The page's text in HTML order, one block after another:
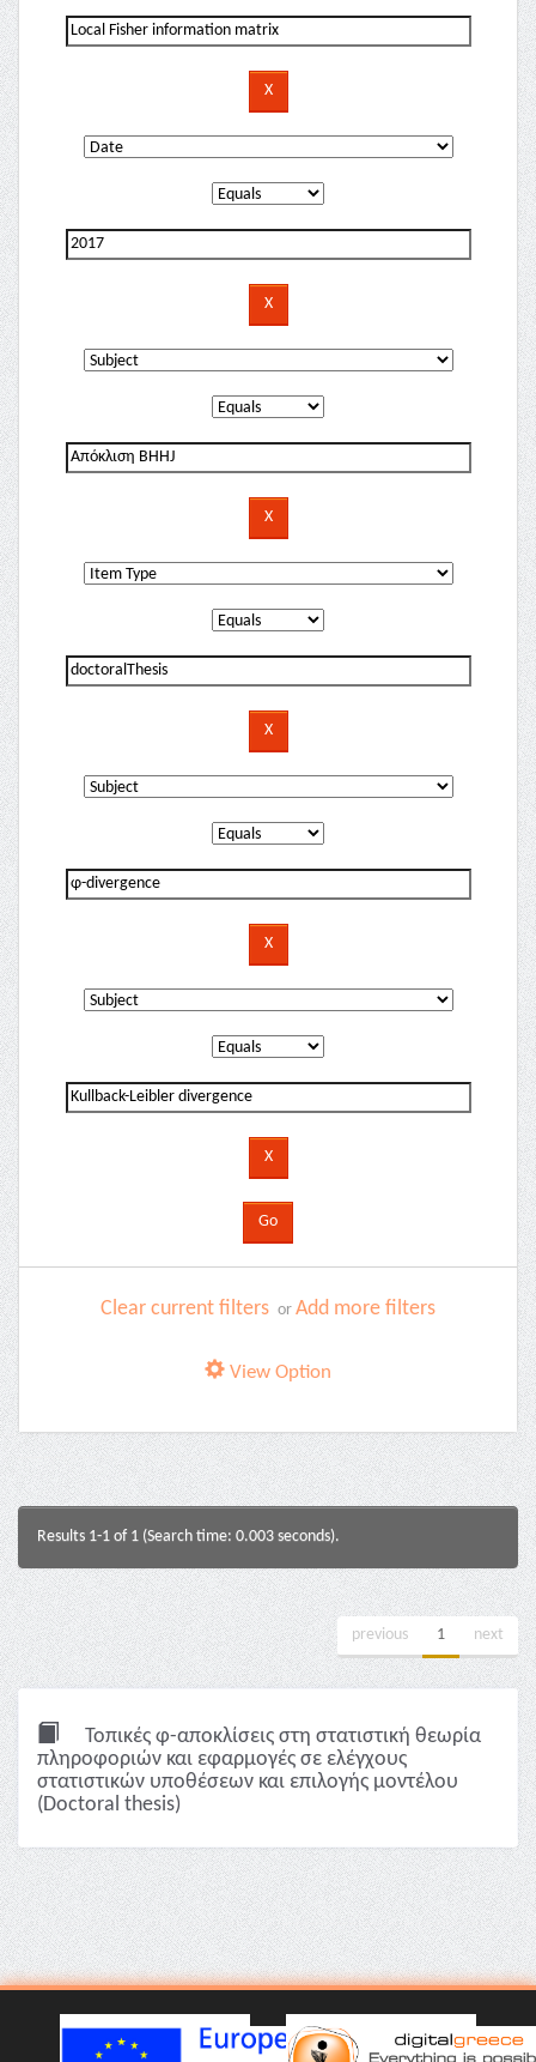
Clear current filters or Add more filters
View Option
Results 1-1 of 1 (Search time: 0.003 seconds).
previous 1 next
Τοπικές φ-αποκλίσεις στη στατιστική θεωρία
πληροφοριών και εφαρμογές σε ελέγχους
στατιστικών υποθέσεων και επιλογής μοντέλου
(Doctoral thesis)